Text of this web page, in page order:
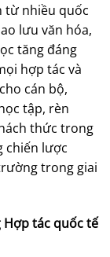
từ nhiều quốc
lưu văn hóa,
tăng đáng
hợp tác và
cán bộ,
tập, rèn
thức trong
chiến lược
trong giai
Hợp tác quốc tế